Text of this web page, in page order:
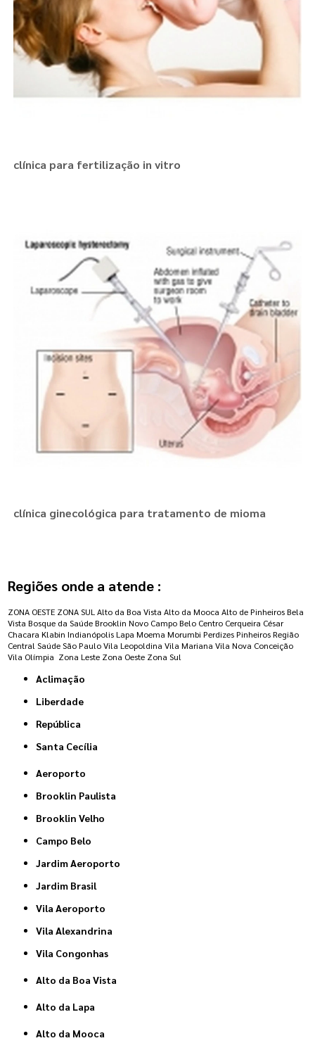
clínica para fertilização in vitro
clínica ginecológica para tratamento de mioma
Regiões onde a atende :
ZONA OESTE ZONA SUL Alto da Boa Vista Alto da Mooca Alto de Pinheiros Bela
Vista Bosque da Saúde Brooklin Novo Campo Belo Centro Cerqueira César
Chacara Klabin Indianópolis Lapa Moema Morumbi Perdizes Pinheiros Região
Central Saúde São Paulo Vila Leopoldina Vila Mariana Vila Nova Conceição
Vila Olímpia Zona Leste Zona Oeste Zona Sul
Aclimação
Liberdade
República
Santa Cecília
Aeroporto
Brooklin Paulista
Brooklin Velho
Campo Belo
Jardim Aeroporto
Jardim Brasil
Vila Aeroporto
Vila Alexandrina
Vila Congonhas
Alto da Boa Vista
Alto da Lapa
Alto da Mooca